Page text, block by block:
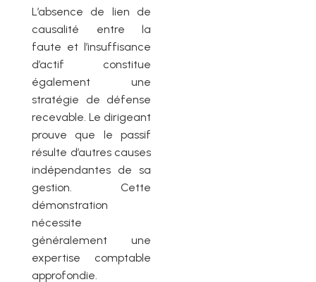
L’absence de lien de
causalité entre la
faute et l’insuffisance
d’actif constitue
également une
stratégie de défense
recevable. Le dirigeant
prouve que le passif
résulte d’autres causes
indépendantes de sa
gestion. Cette
démonstration
nécessite
généralement une
expertise comptable
approfondie.